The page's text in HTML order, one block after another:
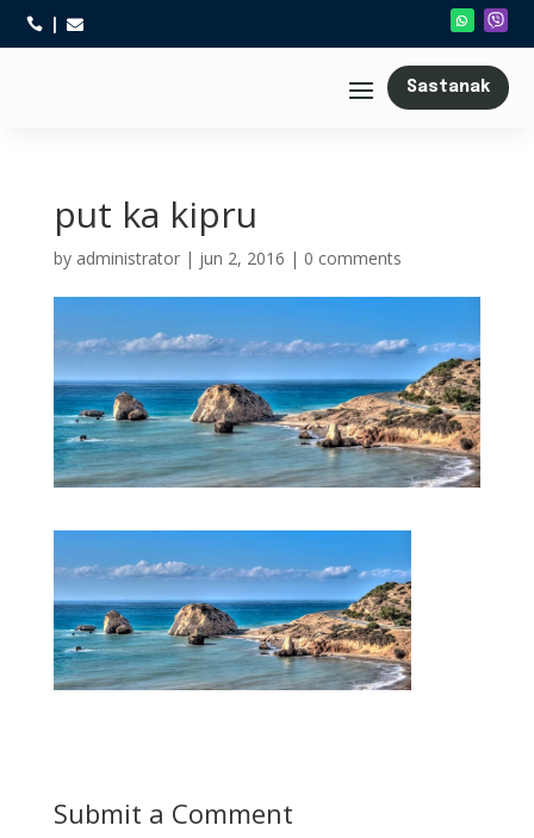
 
Sastanak
put ka kipru
by administrator| jun 2, 2016 | 0 comments
Submit a Comment